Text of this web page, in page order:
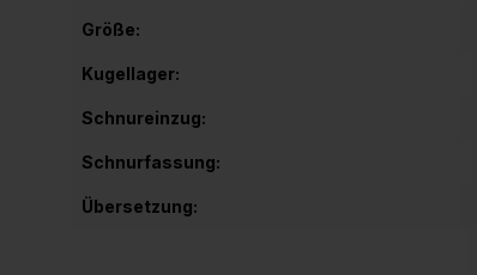
Größe:
Kugellager:
Schnureinzug:
Schnurfassung:
Übersetzung: